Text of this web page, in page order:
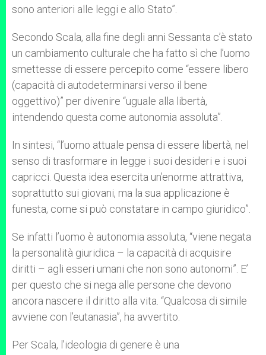
sono anteriori alle leggi e allo Stato”.
Secondo Scala, alla fine degli anni Sessanta c’è stato
un cambiamento culturale che ha fatto sì che l’uomo
smettesse di essere percepito come “essere libero
(capacità di autodeterminarsi verso il bene
oggettivo)” per divenire “uguale alla libertà,
intendendo questa come autonomia assoluta”.
In sintesi, “l’uomo attuale pensa di essere libertà, nel
senso di trasformare in legge i suoi desideri e i suoi
capricci. Questa idea esercita un’enorme attrattiva,
soprattutto sui giovani, ma la sua applicazione è
funesta, come si può constatare in campo giuridico”.
Se infatti l’uomo è autonomia assoluta, “viene negata
la personalità giuridica – la capacità di acquisire
diritti – agli esseri umani che non sono autonomi”. E’
per questo che si nega alle persone che devono
ancora nascere il diritto alla vita. “Qualcosa di simile
avviene con l’eutanasia”, ha avvertito.
Per Scala, l’ideologia di genere è una